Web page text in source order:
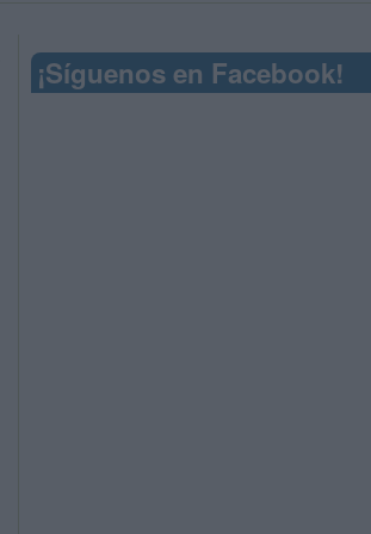
¡Síguenos en Facebook!